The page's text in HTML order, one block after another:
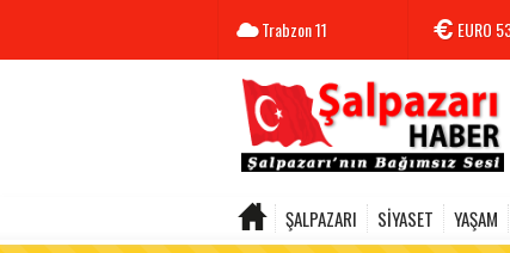
Trabzon11 EURO
ŞALPAZARI SİYASET YAŞAM